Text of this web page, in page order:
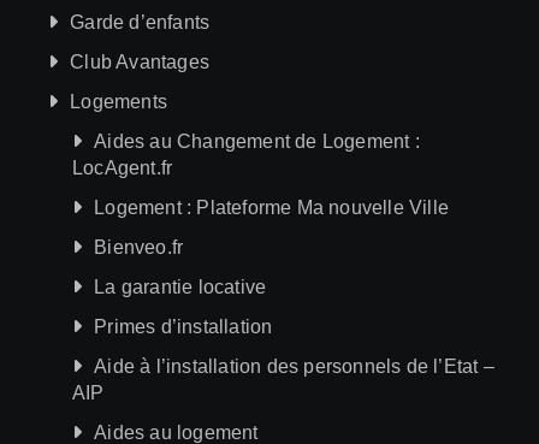
Garde d’enfants
Club Avantages
Logements
Aides au Changement de Logement :
LocAgent.fr
Logement : Plateforme Ma nouvelle Ville
Bienveo.fr
La garantie locative
Primes d’installation
Aide à l’installation des personnels de l’Etat –
AIP
Aides au logement